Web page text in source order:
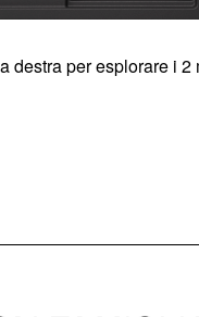
destra per esplorare i 2